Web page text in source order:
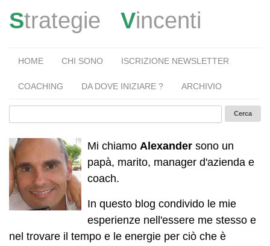
Strategie Vincenti
HOME CHI SONO ISCRIZIONE NEWSLETTER
COACHING DA DOVE INIZIARE ? ARCHIVIO
Mi chiamo Alexander sono un
papà, marito, manager d'azienda e
coach.
In questo blog condivido le mie
esperienze nell'essere me stesso e
nel trovare il tempo e le energie per ciò che è